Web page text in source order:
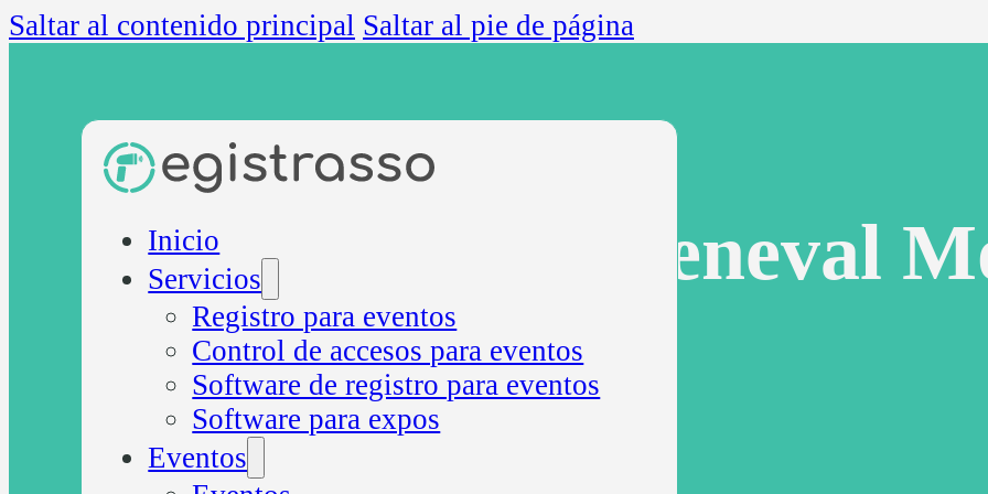
Saltar al contenido principal Saltar al pie de página
Inicio
Servicios
Registro para eventos
Control de accesos para eventos
Software de registro para eventos
Software para expos
Eventos
Premios Ceneval